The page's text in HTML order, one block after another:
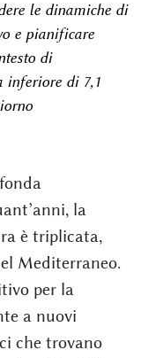
le dinamiche di
e pianificare
di
inferiore di 7,1
la
è triplicata,
Mediterraneo.
per la
a nuovi
che trovano